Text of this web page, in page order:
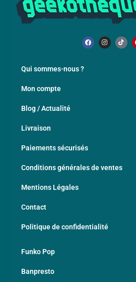
Qui sommes-nous ?
Mon compte
Blog / Actualité
Livraison
Paiements sécurisés
Conditions générales de ventes
Mentions Légales
Contact
Politique de confidentialité
Funko Pop
Banpresto